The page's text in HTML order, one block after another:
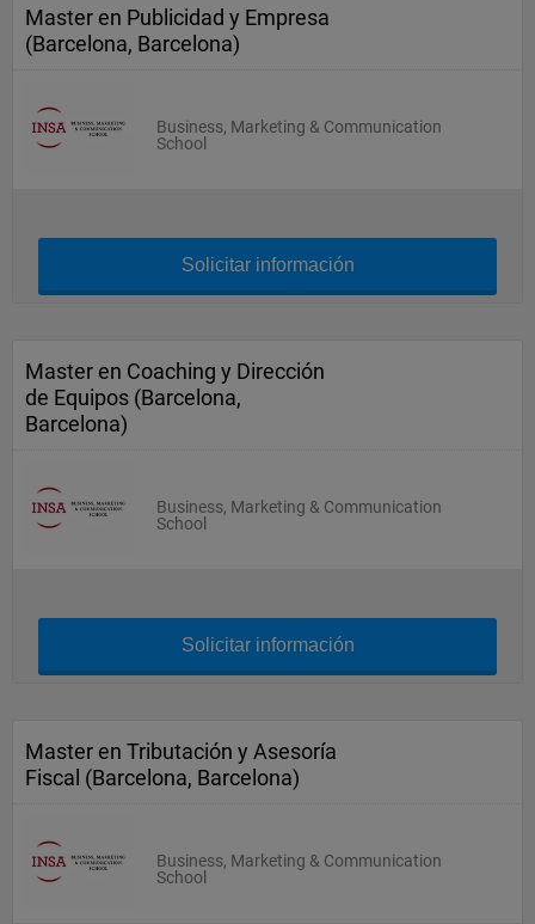
Master en Publicidad y Empresa
(Barcelona, Barcelona)
Business, Marketing & Communication
School
Solicitar información
Master en Coaching y Dirección
de Equipos (Barcelona,
Barcelona)
Business, Marketing & Communication
School
Solicitar información
Master en Tributación y Asesoría
Fiscal (Barcelona, Barcelona)
Business, Marketing & Communication
School